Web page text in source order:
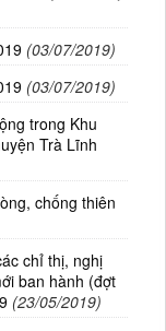
(03/07/2019)
(03/07/2019)
trong Khu
Trà Lĩnh
chống thiên
chỉ thị, nghị
ban hành (đợt
(23/05/2019)